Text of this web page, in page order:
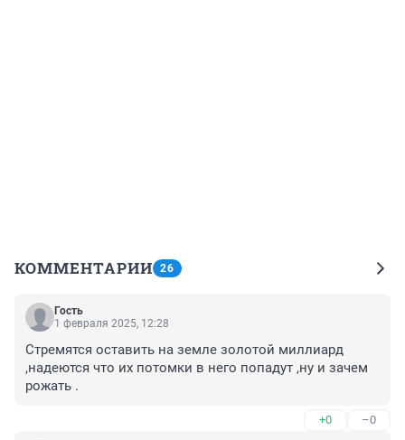
КОММЕНТАРИИ 26
Гость
1 февраля 2025, 12:28
Стремятся оставить на земле золотой миллиард
,надеются что их потомки в него попадут ,ну и зачем
рожать .
+0 –0